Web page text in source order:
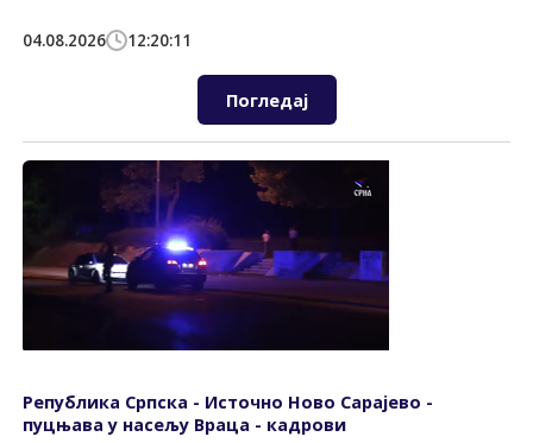
04.08.2026 12:20:11
Погледај
Република Српска - Источно Ново Сарајево -
пуцњава у насељу Враца - кадрови